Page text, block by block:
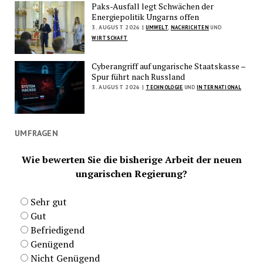
Paks-Ausfall legt Schwächen der
Energiepolitik Ungarns offen
3. AUGUST 2026 | UMWELT, NACHRICHTEN UND
WIRTSCHAFT
Cyberangriff auf ungarische Staatskasse –
Spur führt nach Russland
3. AUGUST 2026 | TECHNOLOGIE UNDINTERNATIONAL
UMFRAGEN
Wie bewerten Sie die bisherige Arbeit der neuen
ungarischen Regierung?
Sehr gut
Gut
Befriedigend
Genügend
Nicht Genügend